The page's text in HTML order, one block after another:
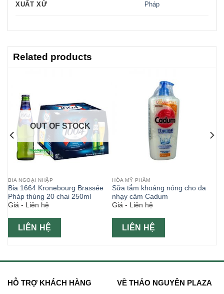
XUẤT XỨ Pháp
Related products
OUT OF STOCK
BIA NGOẠI NHẬP
Bia 1664 Kronebourg Brassée
Pháp thùng 20 chai 250ml
Giá - Liên hệ
LIÊN HỆ
HÓA MỸ PHẨM
Sữa tắm khoáng nóng cho da
nhạy cảm Cadum
Giá - Liên hệ
LIÊN HỆ
HỖ TRỢ KHÁCH HÀNG VỀ THẢO NGUYÊN PLAZA